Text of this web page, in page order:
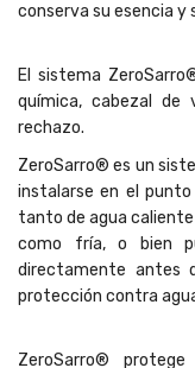
conserva su esencia y
El sistema
química, cabezal de
rechazo.
ZeroSarro® es un
instalarse en el
tanto de agua caliente
como fría, o bien
directamente antes
protección contra
ZeroSarro®